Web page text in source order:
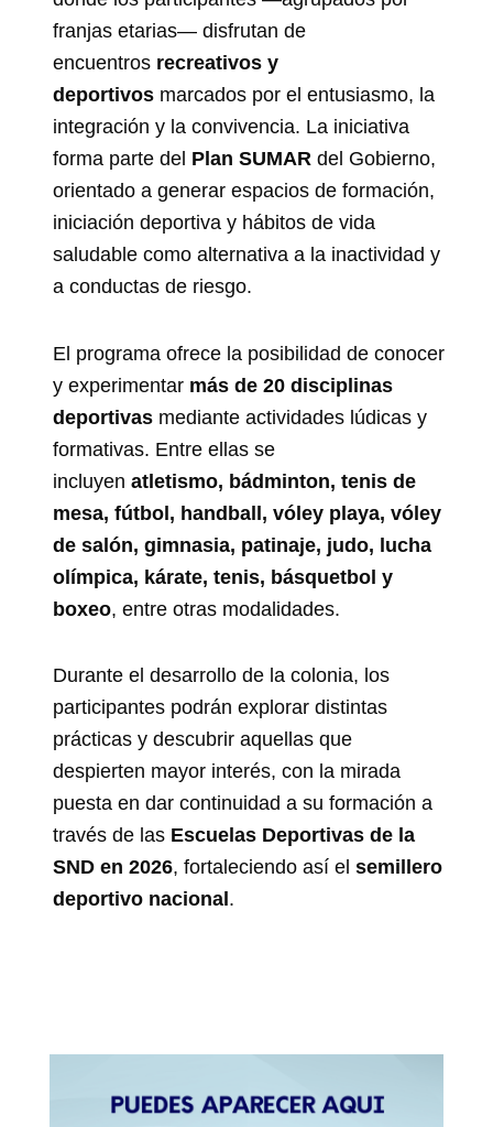
franjas etarias— disfrutan de
encuentros recreativos y
deportivosmarcados por el entusiasmo, la
integración y la convivencia. La iniciativa
forma parte del Plan SUMARdel Gobierno,
orientado a generar espacios de formación,
iniciación deportiva y hábitos de vida
saludable como alternativa a la inactividad y
a conductas de riesgo.
El programa ofrece la posibilidad de conocer
y experimentar más de 20 disciplinas
deportivasmediante actividades lúdicas y
formativas. Entre ellas se
incluyen atletismo, bádminton, tenis de
mesa, fútbol, handball, vóley playa, vóley
de salón, gimnasia, patinaje, judo, lucha
olímpica, kárate, tenis, básquetbol y
boxeo, entre otras modalidades.
Durante el desarrollo de la colonia, los
participantes podrán explorar distintas
prácticas y descubrir aquellas que
despierten mayor interés, con la mirada
puesta en dar continuidad a su formación a
través de las Escuelas Deportivas de la
SND en 2026, fortaleciendo así el semillero
deportivo nacional .